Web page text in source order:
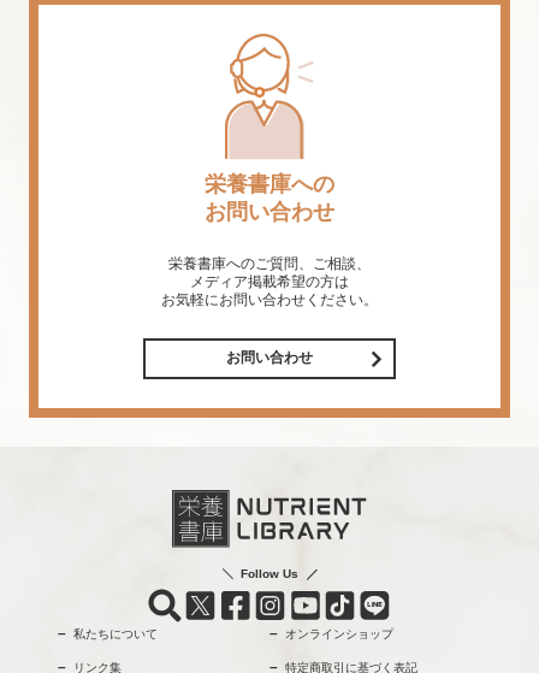
栄養書庫への
お問い合わせ
栄養書庫へのご質問、ご相談、
メディア掲載希望の方は
お気軽にお問い合わせください。
お問い合わせ
Follow Us
私たちについて オンラインショップ
リンク集 特定商取引に基づく表記